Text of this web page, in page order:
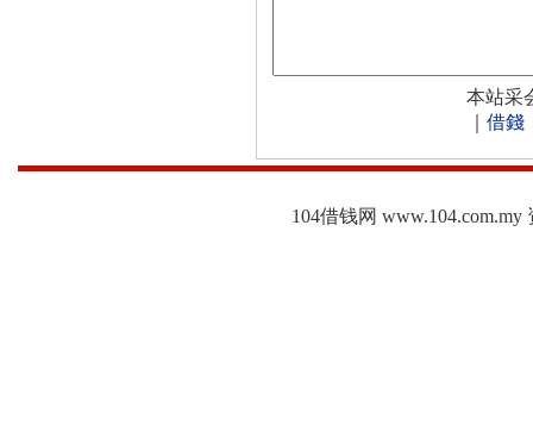
本站采
借錢
104借钱网